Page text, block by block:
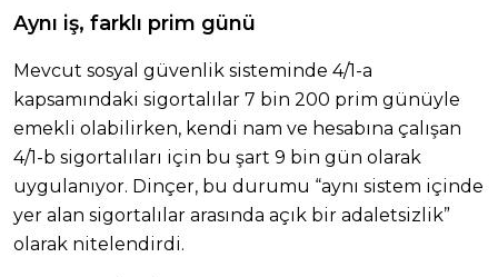
Aynı iş, farklı prim günü
Mevcut sosyal güvenlik sisteminde 4/1-a
kapsamındaki sigortalılar 7 bin 200 prim günüyle
emekli olabilirken, kendi nam ve hesabına çalışan
4/1-b sigortalıları için bu şart 9 bin gün olarak
uygulanıyor. Dinçer, bu durumu “aynı sistem içinde
yer alan sigortalılar arasında açık bir adaletsizlik”
olarak nitelendirdi.